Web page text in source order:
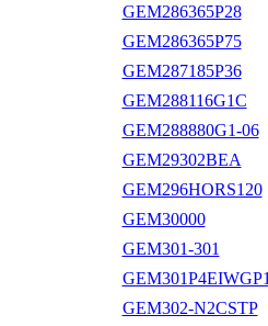
GEM286365P28
GEM286365P75
GEM287185P36
GEM288116G1C
GEM288880G1-06
GEM29302BEA
GEM296HORS120
GEM30000
GEM301-301
GEM302-N2CSTP